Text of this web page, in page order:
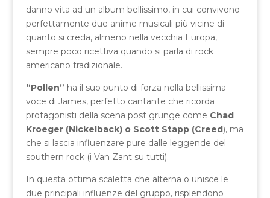
danno vita ad un album bellissimo, in cui convivono
perfettamente due anime musicali più vicine di
quanto si creda, almeno nella vecchia Europa,
sempre poco ricettiva quando si parla di rock
americano tradizionale.
“Pollen” ha il suo punto di forza nella bellissima
voce di James, perfetto cantante che ricorda
protagonisti della scena post grunge come Chad
Kroeger (Nickelback) o Scott Stapp (Creed), ma
che si lascia influenzare pure dalle leggende del
southern rock (i Van Zant su tutti).
In questa ottima scaletta che alterna o unisce le
due principali influenze del gruppo, risplendono